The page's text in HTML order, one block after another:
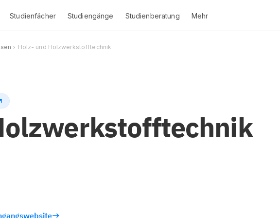
Studienfächer Studiengänge Studienberatung Mehr
Holz- und Holzwerkstofftechnik